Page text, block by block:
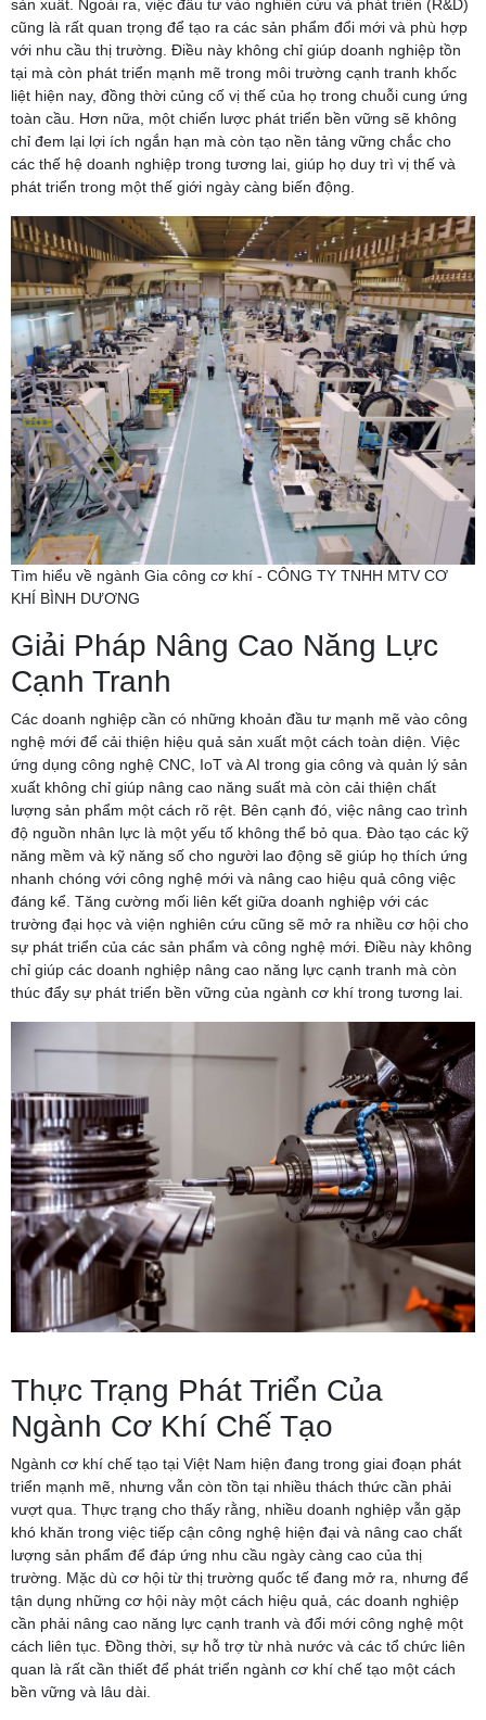
sản xuất. Ngoài ra, việc đầu tư vào nghiên cứu và phát triển (R&D)
cũng là rất quan trọng để tạo ra các sản phẩm đổi mới và phù hợp
với nhu cầu thị trường. Điều này không chỉ giúp doanh nghiệp tồn
tại mà còn phát triển mạnh mẽ trong môi trường cạnh tranh khốc
liệt hiện nay, đồng thời củng cố vị thế của họ trong chuỗi cung ứng
toàn cầu. Hơn nữa, một chiến lược phát triển bền vững sẽ không
chỉ đem lại lợi ích ngắn hạn mà còn tạo nền tảng vững chắc cho
các thế hệ doanh nghiệp trong tương lai, giúp họ duy trì vị thế và
phát triển trong một thế giới ngày càng biến động.
Tìm hiểu về ngành Gia công cơ khí - CÔNG TY TNHH MTV CƠ
KHÍ BÌNH DƯƠNG
Giải Pháp Nâng Cao Năng Lực
Cạnh Tranh
Các doanh nghiệp cần có những khoản đầu tư mạnh mẽ vào công
nghệ mới để cải thiện hiệu quả sản xuất một cách toàn diện. Việc
ứng dụng công nghệ CNC, IoT và AI trong gia công và quản lý sản
xuất không chỉ giúp nâng cao năng suất mà còn cải thiện chất
lượng sản phẩm một cách rõ rệt. Bên cạnh đó, việc nâng cao trình
độ nguồn nhân lực là một yếu tố không thể bỏ qua. Đào tạo các kỹ
năng mềm và kỹ năng số cho người lao động sẽ giúp họ thích ứng
nhanh chóng với công nghệ mới và nâng cao hiệu quả công việc
đáng kể. Tăng cường mối liên kết giữa doanh nghiệp với các
trường đại học và viện nghiên cứu cũng sẽ mở ra nhiều cơ hội cho
sự phát triển của các sản phẩm và công nghệ mới. Điều này không
chỉ giúp các doanh nghiệp nâng cao năng lực cạnh tranh mà còn
thúc đẩy sự phát triển bền vững của ngành cơ khí trong tương lai.
Thực Trạng Phát Triển Của
Ngành Cơ Khí Chế Tạo
Ngành cơ khí chế tạo tại Việt Nam hiện đang trong giai đoạn phát
triển mạnh mẽ, nhưng vẫn còn tồn tại nhiều thách thức cần phải
vượt qua. Thực trạng cho thấy rằng, nhiều doanh nghiệp vẫn gặp
khó khăn trong việc tiếp cận công nghệ hiện đại và nâng cao chất
lượng sản phẩm để đáp ứng nhu cầu ngày càng cao của thị
trường. Mặc dù cơ hội từ thị trường quốc tế đang mở ra, nhưng để
tận dụng những cơ hội này một cách hiệu quả, các doanh nghiệp
cần phải nâng cao năng lực cạnh tranh và đổi mới công nghệ một
cách liên tục. Đồng thời, sự hỗ trợ từ nhà nước và các tổ chức liên
quan là rất cần thiết để phát triển ngành cơ khí chế tạo một cách
bền vững và lâu dài.